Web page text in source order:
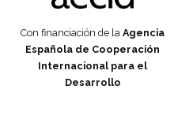
Con financiación de la Agencia
Española de Cooperación
Internacional para el
Desarrollo